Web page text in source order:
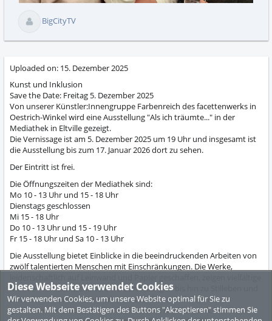
Diese Webseite verwendet Cookies
Wir verwenden Cookies, um unsere Website optimal für Sie zu
gestalten. Mit dem Bestätigen des Buttons "Akzeptieren" stimmen Sie
BigCityTV
Uploaded on: 15. Dezember 2025
Kunst und Inklusion
Save the Date: Freitag 5. Dezember 2025
Von unserer Künstler:Innengruppe Farbenreich des facettenwerks in
Oestrich-Winkel wird eine Ausstellung "Als ich träumte..." in der
Mediathek in Eltville gezeigt.
Die Vernissage ist am 5. Dezember 2025 um 19 Uhr und insgesamt ist
die Ausstellung bis zum 17. Januar 2026 dort zu sehen.
Der Eintritt ist frei.
Die Öffnungszeiten der Mediathek sind:
Mo 10 - 13 Uhr und 15 - 18 Uhr
Dienstags geschlossen
Mi 15 - 18 Uhr
Do 10 - 13 Uhr und 15 - 19 Uhr
Fr 15 - 18 Uhr und Sa 10 - 13 Uhr
Die Ausstellung bietet Einblicke in die beeindruckenden Arbeiten von
zwölf talentierten Menschen mit Einschränkungen. Die Werke,
Motive - von Landschaften, Tierdarstellungen bis hin zu Stilleben und
abstrakten Werken. Die Werke entstanden im Rahmen der
gemeinsamen wöchentlichen Malkurse im facettenwerk Oestrich.